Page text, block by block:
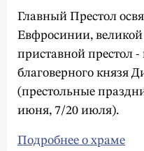
Главный Престол
Евфросинии,
приставной престол -
благоверного князя
(престольные
июня, 7/20 июля).
Подробнее о храме